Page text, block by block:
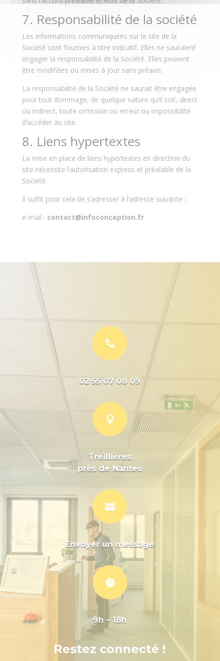
7. Responsabilité de la société
Les informations communiquées sur le site de la
Société sont fournies à titre indicatif. Elles ne sauraient
engager la responsabilité de la Société. Elles peuvent
être modifiées ou mises à jour sans préavis.
La responsabilité de la Société ne saurait être engagée
pour tout dommage, de quelque nature qu’il soit, direct
ou indirect, toute omission ou erreur ou impossibilité
d’accéder au site.
8. Liens hypertextes
La mise en place de liens hypertextes en direction du
site nécessite l’autorisation express et préalable de la
Société.
Il suffit pour cela de s’adresser à l’adresse suivante :
e-mail : contact@infoconception.fr

02 55 07 08 09

Treillières
près de Nantes

Envoyer un message

9h – 18h
Restez connecté !